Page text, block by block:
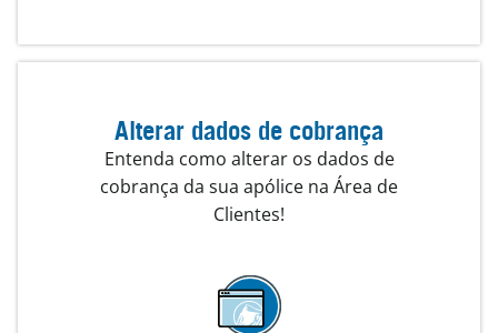
Alterar dados de cobrança
Entenda como alterar os dados de
cobrança da sua apólice na Área de
Clientes!